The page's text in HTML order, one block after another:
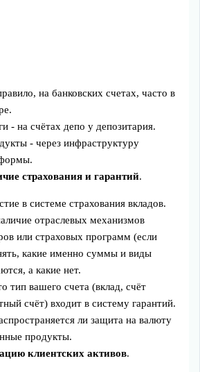
на банковских счетах, часто в
- на счётах депо у депозитария.
- через инфраструктуру
страхования и гарантий.
в системе страхования вкладов.
отраслевых механизмов
или страховых программ (если
какие именно суммы и виды
а какие нет.
тип вашего счета (вклад, счёт
счёт) входит в систему гарантий.
ли защита на валюту
продукты.
клиентских активов.